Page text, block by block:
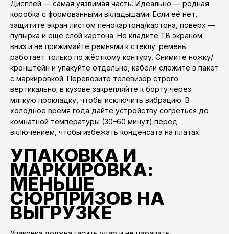
Дисплей — самая уязвимая часть. Идеально — родная
коробка с формованными вкладышами. Если её нет,
защитите экран листом пенокартона/картона, поверх —
пупырка и ещё слой картона. Не кладите ТВ экраном
вниз и не прижимайте ремнями к стеклу: ремень
работает только по жёсткому контуру. Снимите ножку/
кронштейн и упакуйте отдельно, кабели сложите в пакет
с маркировкой. Перевозите телевизор строго
вертикально; в кузове закрепляйте к борту через
мягкую прокладку, чтобы исключить вибрацию. В
холодное время года дайте устройству согреться до
комнатной температуры (30–60 минут) перед
включением, чтобы избежать конденсата на платах.
УПАКОВКА И
МАРКИРОВКА:
МЕНЬШЕ
СЮРПРИЗОВ НА
ВЫГРУЗКЕ